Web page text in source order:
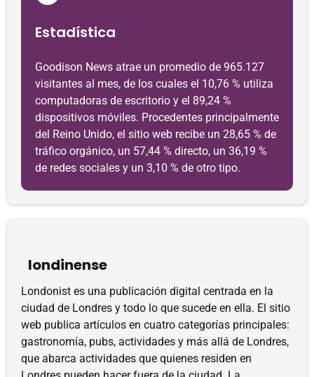
Estadística
Goodison News atrae un promedio de 965.127
visitantes al mes, de los cuales el 10,76 % utiliza
computadoras de escritorio y el 89,24 %
dispositivos móviles. Procedentes principalmente
del Reino Unido, el sitio web recibe un 28,65 % de
tráfico orgánico, un 57,44 % directo, un 36,19 %
de redes sociales y un 3,10 % de otro tipo.
londinense
Londonist es una publicación digital centrada en la
ciudad de Londres y todo lo que sucede en ella. El sitio
web publica artículos en cuatro categorías principales:
gastronomía, pubs, actividades y más allá de Londres,
que abarca actividades que quienes residen en